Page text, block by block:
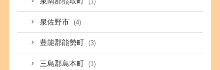
泉佐野市 (4)
豊能郡能勢町 (3)
三島郡島本町 (1)